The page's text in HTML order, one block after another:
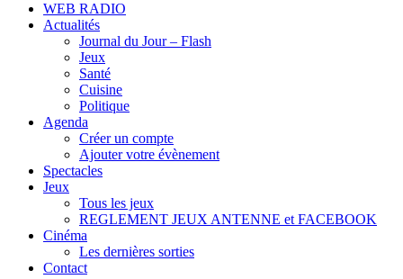
WEB RADIO
Actualités
Journal du Jour – Flash
Jeux
Santé
Cuisine
Politique
Agenda
Créer un compte
Ajouter votre évènement
Spectacles
Jeux
Tous les jeux
REGLEMENT JEUX ANTENNE et FACEBOOK
Cinéma
Les dernières sorties
Contact